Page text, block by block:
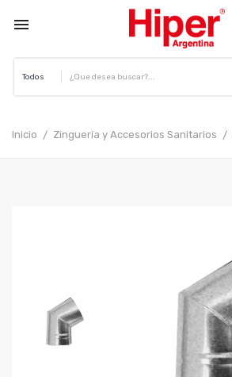

Inicio Zinguería y Accesorios Sanitarios